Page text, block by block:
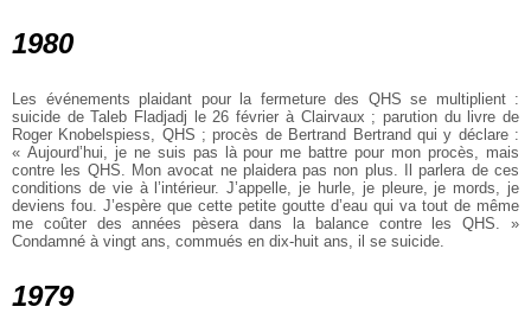
1980
Les événements plaidant pour la fermeture des QHS se multiplient :
suicide de Taleb Fladjadj le 26 février à Clairvaux ; parution du livre de
Roger Knobelspiess, QHS ; procès de Bertrand Bertrand qui y déclare :
« Aujourd’hui, je ne suis pas là pour me battre pour mon procès, mais
contre les QHS. Mon avocat ne plaidera pas non plus. Il parlera de ces
conditions de vie à l’intérieur. J’appelle, je hurle, je pleure, je mords, je
deviens fou. J’espère que cette petite goutte d’eau qui va tout de même
me coûter des années pèsera dans la balance contre les QHS. »
Condamné à vingt ans, commués en dix-huit ans, il se suicide.
1979